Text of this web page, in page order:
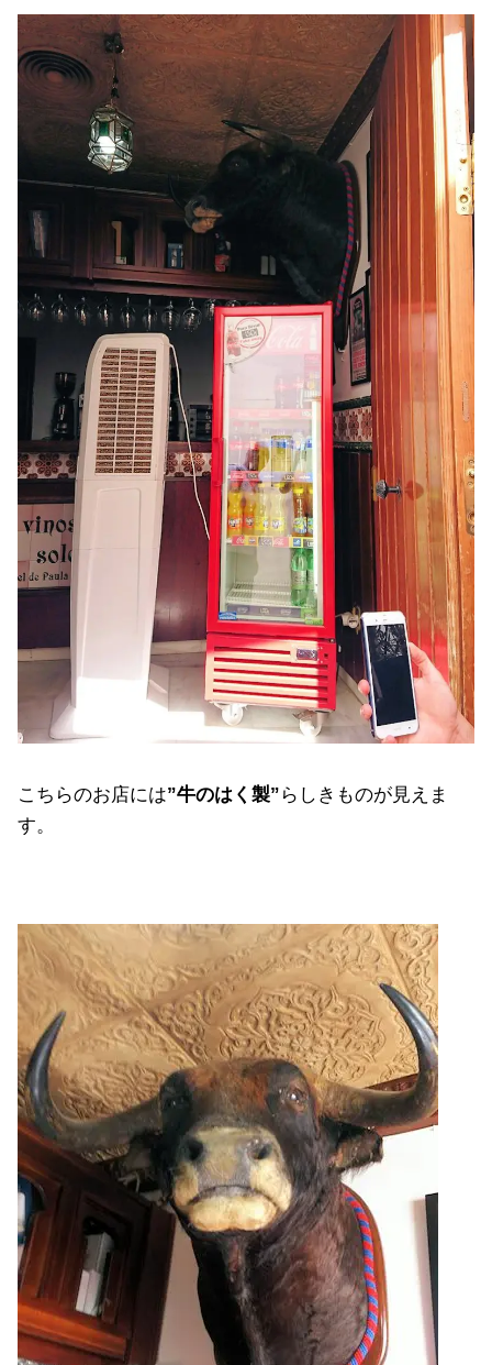
こちらのお店には”牛のはく製” らしきものが見えま
す。